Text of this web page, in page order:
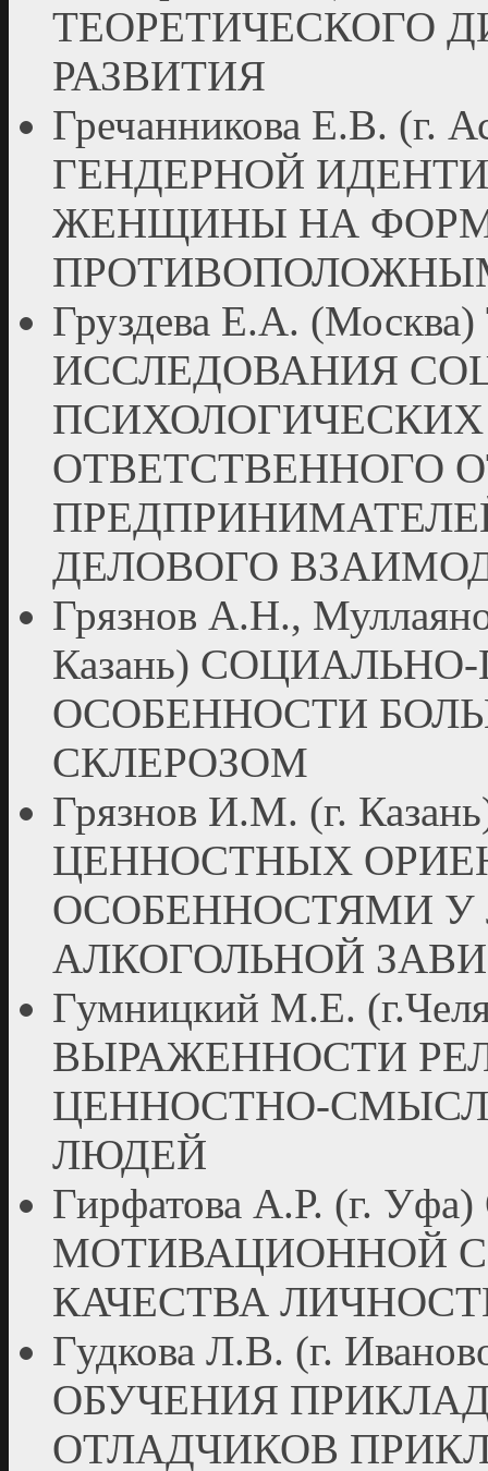
ТЕОРЕТИЧЕСКОГО
РАЗВИТИЯ
Гречанникова Е.В. (г.
ГЕНДЕРНОЙ
ЖЕНЩИНЫ НА
Груздева Е.А.
ИССЛЕДОВАНИЯ
ОТВЕТСТВЕННОГО
ДЕЛОВОГО
Грязнов А.Н.,
Казань)
ОСОБЕННОСТИ
СКЛЕРОЗОМ
Грязнов И.М. (г.
ЦЕННОСТНЫХ
ОСОБЕННОСТЯМИ
АЛКОГОЛЬНОЙ
Гумницкий М.Е.
ВЫРАЖЕННОСТИ
ЦЕННОСТНО-
ЛЮДЕЙ
Гирфатова А.Р. (г.
МОТИВАЦИОННОЙ
КАЧЕСТВА
Гудкова Л.В. (г.
ОБУЧЕНИЯ
ОТЛАДЧИКОВ